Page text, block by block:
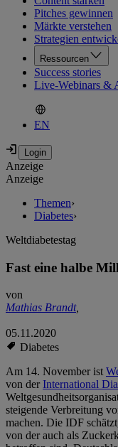
Pitches gewinnen
Märkte verstehen
Strategien
Ressourcen
Success stories
Live-Webinars &
EN
Anzeige
Anzeige
Themen›
Diabetes›
Weltdiabetestag
Fast eine halbe
von
Mathias Brandt,
05.11.2020
Diabetes
Am 14. November ist
von derInternational
steigende Verbreitung
machen. Die IDF
von der auch als